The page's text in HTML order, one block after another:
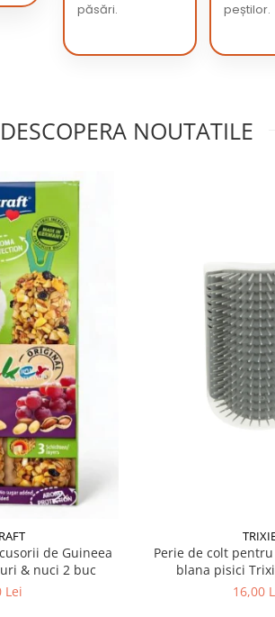
păsări.
peștilor.
DESCOPERA NOUTATILE
de Guineea
& nuci 2 buc
Lei
Perie de colt
16,00